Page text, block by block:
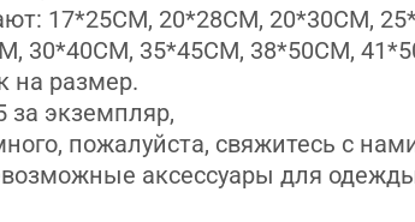
17*25CM, 20*28CM, 20*30CM,
30*40CM, 35*45CM, 38*50CM,
на размер.
за экземпляр,
пожалуйста, свяжитесь с
аксессуары для